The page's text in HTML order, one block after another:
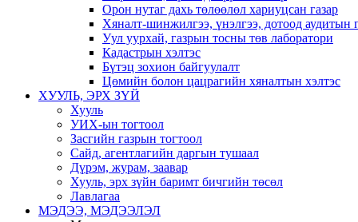
Орон нутаг дахь төлөөлөл хариуцсан газар
Хяналт-шинжилгээ, үнэлгээ, дотоод аудитын
Уул уурхай, газрын тосны төв лаборатори
Кадастрын хэлтэс
Бүтэц зохион байгуулалт
Цөмийн болон цацрагийн хяналтын хэлтэс
ХУУЛЬ, ЭРХ ЗҮЙ
Хууль
УИХ-ын тогтоол
Засгийн газрын тогтоол
Сайд, агентлагийн даргын тушаал
Дүрэм, журам, заавар
Хууль, эрх зүйн баримт бичгийн төсөл
Лавлагаа
МЭДЭЭ, МЭДЭЭЛЭЛ